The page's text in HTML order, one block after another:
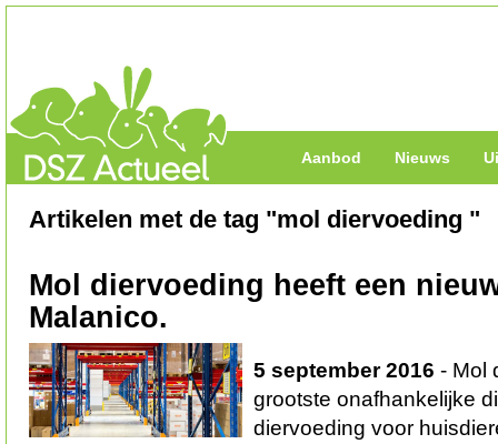
Aanbod Nieuws
Artikelen met de tag "mol diervoeding "
Mol diervoeding heeft een
Malanico.
5 september 2016 - Mol
grootste onafhankelijke
diervoeding voor